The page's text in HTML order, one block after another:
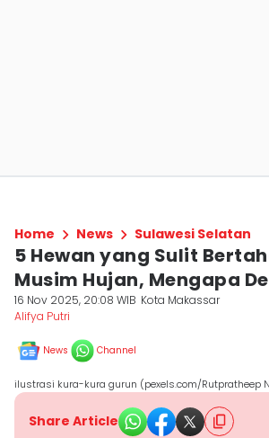
Home News Sulawesi Selatan
5 Hewan yang Sulit
Musim Hujan, Mengapa
16 Nov 2025, 20:08 WIB Kota Makassar
Alifya Putri
News Channel
ilustrasi kura-kura gurun (pexels.com/Rutpratheep
Share Article